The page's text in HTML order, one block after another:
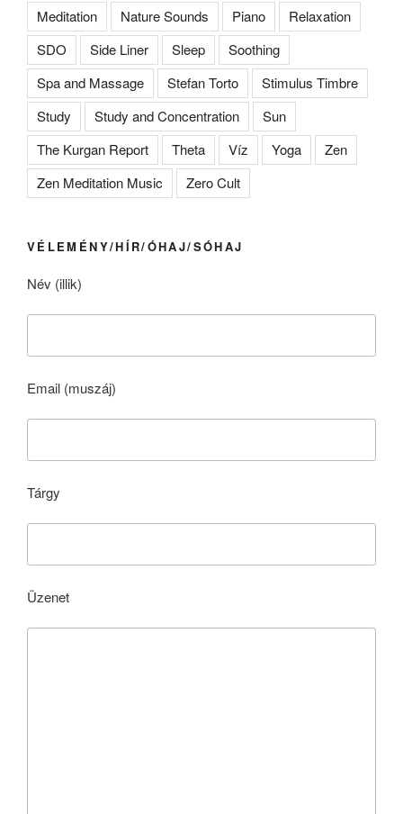
Meditation Nature Sounds Piano
Relaxation
SDO
Side Liner Sleep
Soothing
Spa and Massage
Stefan Torto
Stimulus Timbre
Study
Study and Concentration
Sun
The Kurgan Report
Theta Víz Yoga
Zen
Zen Meditation Music
Zero Cult
VÉLEMÉNY/HÍR/ÓHAJ/SÓHAJ
Név (illik)
Email (muszáj)
Tárgy
Üzenet